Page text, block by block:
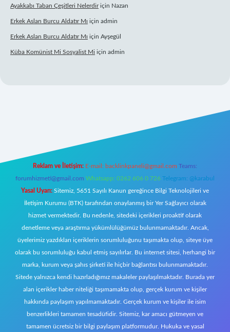
Ayakkabı Taban Çeşitleri Nelerdiriçin Nazan
Erkek Aslan Burcu Aldatır Mı için admin
Erkek Aslan Burcu Aldatır Mı için Ayşegül
Küba Komünist Mi Sosyalist Mi için admin
Reklam ve İletişim: E-mail: backlinkpaneli@gmail.com Teams:
forumhizmeti@gmail.com Whatsapp: 0262 606 0 726 Telegram: @karabul
Yasal Uyarı: Sitemiz, 5651 Sayılı Kanun gereğince Bilgi Teknolojileri ve
İletişim Kurumu (BTK) tarafından onaylanmış bir Yer Sağlayıcı olarak
hizmet vermektedir. Bu nedenle, sitedeki içerikleri proaktif olarak
denetleme veya araştırma yükümlülüğümüz bulunmamaktadır. Ancak,
üyelerimiz yazdıkları içeriklerin sorumluluğunu taşımakta olup, siteye üye
olarak bu sorumluluğu kabul etmiş sayılırlar. Bu internet sitesi, herhangi bir
marka, kurum veya şahıs şirketi ile hiçbir bağlantısı bulunmamaktadır.
Sitede yalnızca kendi hazırladığımız makaleler paylaşılmaktadır. Burada yer
alan içerikler haber niteliği taşımamakta olup, gerçek kurum ve kişiler
hakkında paylaşım yapılmamaktadır. Gerçek kurum ve kişiler ile isim
benzerlikleri tamamen tesadüfidir. Sitemiz, kar amacı gütmeyen ve
tamamen ücretsiz bir bilgi paylaşım platformudur. Hukuka ve yasal